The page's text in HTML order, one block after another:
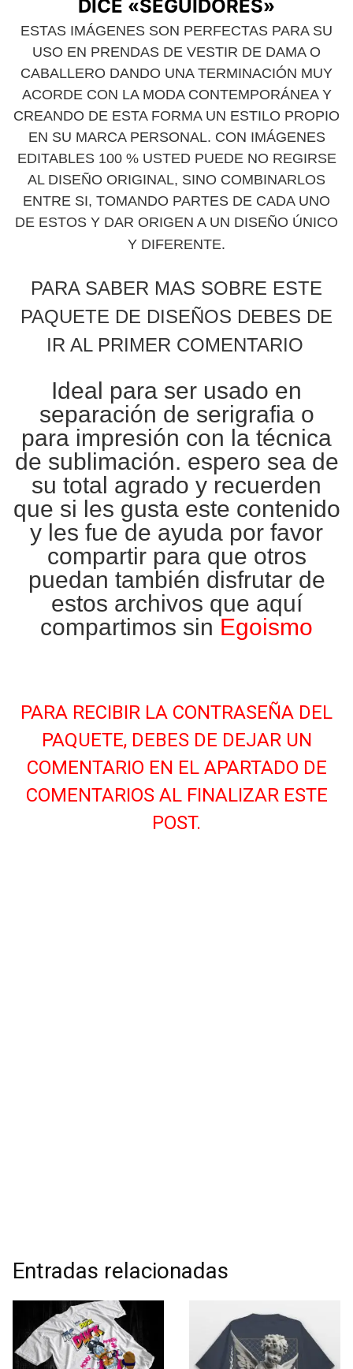
DICE «SEGUIDORES»
ESTAS IMÁGENES SON PERFECTAS PARA SU
USO EN PRENDAS DE VESTIR DE DAMA O
CABALLERO DANDO UNA TERMINACIÓN MUY
ACORDE CON LA MODA CONTEMPORÁNEA Y
CREANDO DE ESTA FORMA UN ESTILO PROPIO
EN SU MARCA PERSONAL. CON IMÁGENES
EDITABLES 100 % USTED PUEDE NO REGIRSE
AL DISEÑO ORIGINAL, SINO COMBINARLOS
ENTRE SI, TOMANDO PARTES DE CADA UNO
DE ESTOS Y DAR ORIGEN A UN DISEÑO ÚNICO
Y DIFERENTE.
PARA SABER MAS SOBRE ESTE
PAQUETE DE DISEÑOS DEBES DE
IR AL PRIMER COMENTARIO
Ideal para ser usado en
separación de serigrafiao
para impresión con la técnica
de sublimación. espero sea de
su total agrado y recuerden
que si les gusta este contenido
y les fue de ayuda por favor
compartir para que otros
puedan también disfrutar de
estos archivos que aquí
compartimos sin Egoismo
PARA RECIBIR LA CONTRASEÑA DEL
PAQUETE, DEBES DE DEJAR UN
COMENTARIO EN EL APARTADO DE
COMENTARIOS AL FINALIZAR ESTE
POST.
Entradas relacionadas